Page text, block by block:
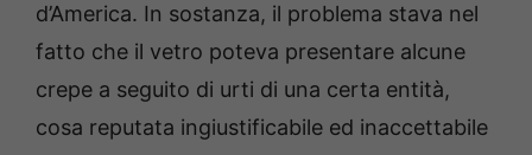
d’America. In sostanza, il problema stava nel
fatto che il vetro poteva presentare alcune
crepe a seguito di urti di una certa entità,
cosa reputata ingiustificabile ed inaccettabile